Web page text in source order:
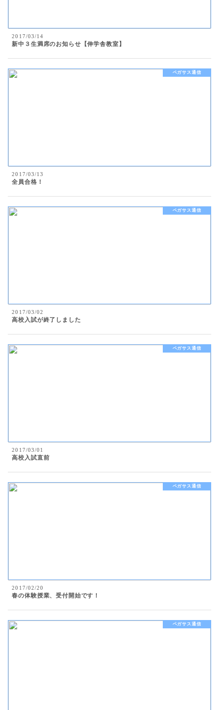
2017/03/14
新中３生満席のお知らせ【伸学舎教室】
2017/03/13
全員合格！
ペガサス通信
2017/03/02
高校入試が終了しました
ペガサス通信
2017/03/01
高校入試直前
ペガサス通信
2017/02/20
春の体験授業、受付開始です！
ペガサス通信
ペガサス通信